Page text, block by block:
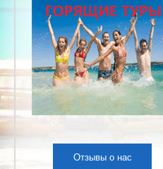
Отзывы о нас